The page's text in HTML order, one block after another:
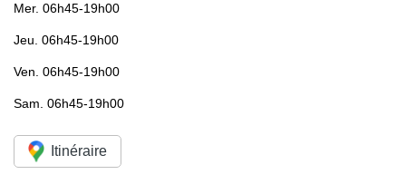
Mer. 06h45-19h00
Jeu. 06h45-19h00
Ven. 06h45-19h00
Sam. 06h45-19h00
Itinéraire